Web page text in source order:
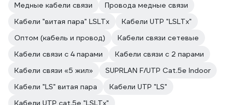
Медные кабели связи
Провода медные связи
Кабели "витая пара" LSLTx
Кабели UTP "LSLTx"
Оптом (кабель и провод)
Кабели связи сетевые
Кабели связи с 4 парами
Кабели связи с 2 парами
Кабели связи «5 жил»
SUPRLAN F/UTP Cat.5e Indoor
Кабели "LS" витая пара
Кабели UTP "LS"
Кабели UTP cat.5e "LSLTx"